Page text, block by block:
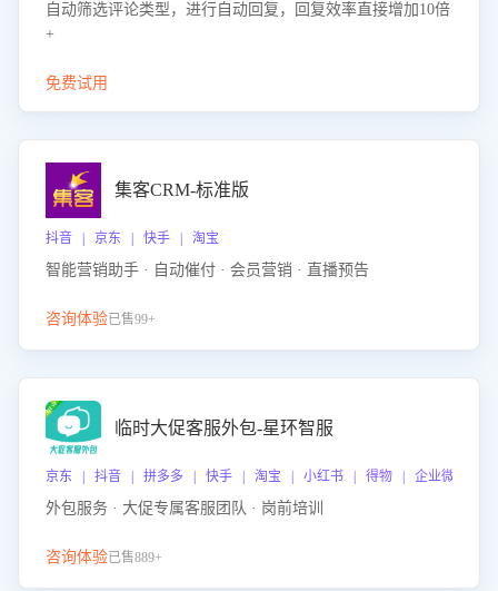
自动筛选评论类型，进行自动回复，回复效率直接增加10倍
+
免费试用
集客CRM-标准版
抖音 | 京东 | 快手 | 淘宝
智能营销助手 · 自动催付 · 会员营销 · 直播预告
咨询体验已售99+
临时大促客服外包-星环智服
京东 | 抖音 | 拼多多 | 快手 | 淘宝 | 小红书 | 得物 | 企业微信
外包服务 · 大促专属客服团队 · 岗前培训
咨询体验已售889+